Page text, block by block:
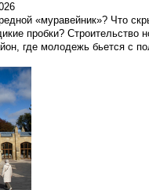
«муравейник»? Что
пробки?
где молодежь бьется с